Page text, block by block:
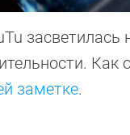
Как
заметке.